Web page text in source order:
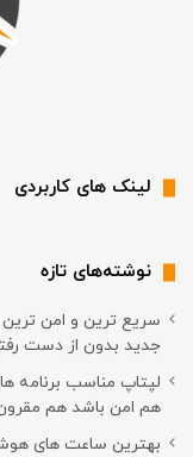
لینک های کاربردی
نوشته‌های تازه
سریع ترین و امن
جدید بدون از دست
لپتاپ مناسب برنامه
هم امن باشد هم